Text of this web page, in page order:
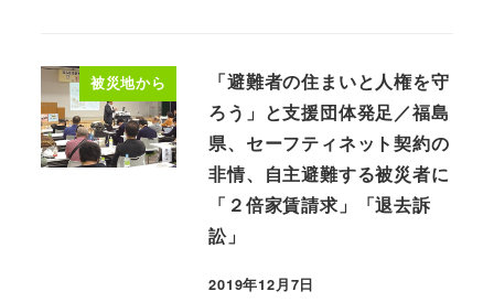
被災地から
「避難者の住まいと人権を守
ろう」と支援団体発足／福島
県、セーフティネット契約の
非情、自主避難する被災者に
「２倍家賃請求」「退去訴
訟」
2019年12月7日